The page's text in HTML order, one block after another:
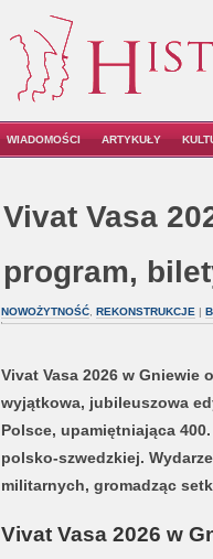
WIADOMOŚCI ARTYKUŁY
Vivat Vasa
program,
NOWOŻYTNOŚĆ, REKONSTRUKCJE |
Vivat Vasa 2026 w Gniewie
wyjątkowa, jubileuszowa
Polsce, upamiętniająca
polsko-szwedzkiej.
militarnych, gromadząc
Vivat Vasa 2026 w